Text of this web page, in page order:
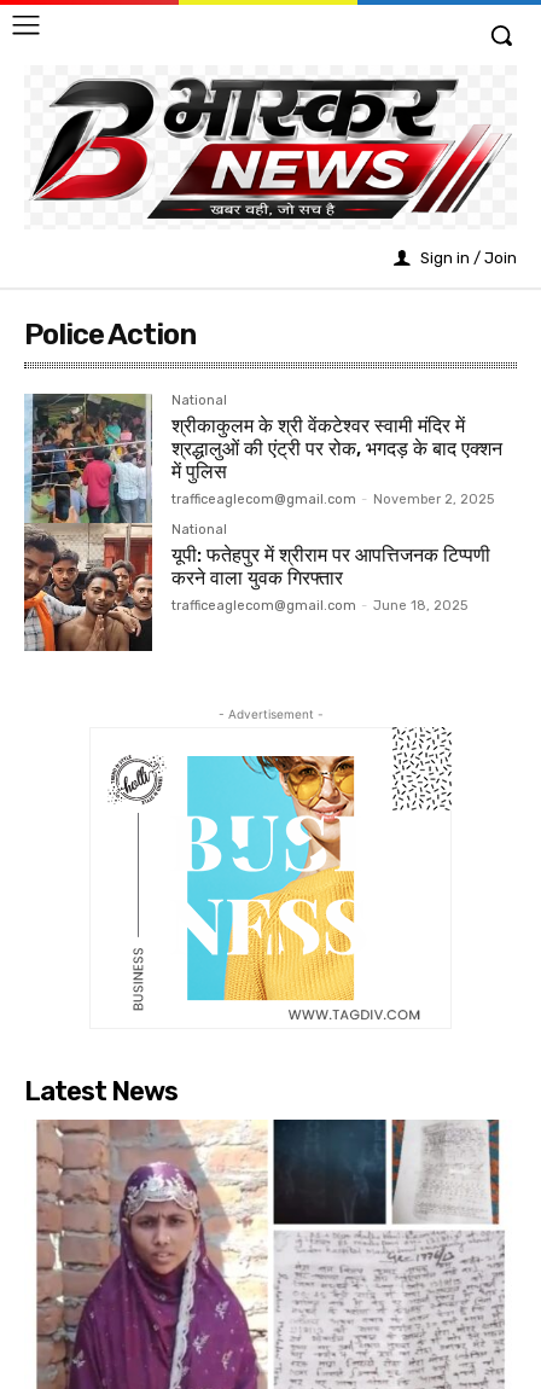
Sign in / Join
Police Action
National
श्रीकाकुलम के श्री वेंकटेश्वर स्वामी मंदिर में
श्रद्धालुओं की एंट्री पर रोक, भगदड़ के बाद एक्शन
में पुलिस
trafficeaglecom@gmail.com -
November 2, 2025
National
यूपी: फतेहपुर में श्रीराम पर आपत्तिजनक टिप्पणी
करने वाला युवक गिरफ्तार
trafficeaglecom@gmail.com - June 18, 2025
- Advertisement -
Latest News